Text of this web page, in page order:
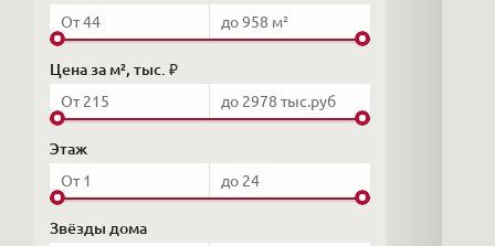
Цена за м², тыс. ₽
Этаж
Звёзды дома